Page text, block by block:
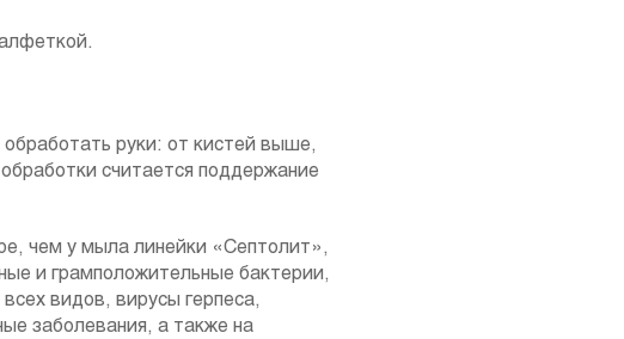
руки: от кистей выше,
считается поддержание
чем у мыла линейки «Септолит»,
и грамположительные бактерии,
видов, вирусы герпеса,
заболевания, а также на